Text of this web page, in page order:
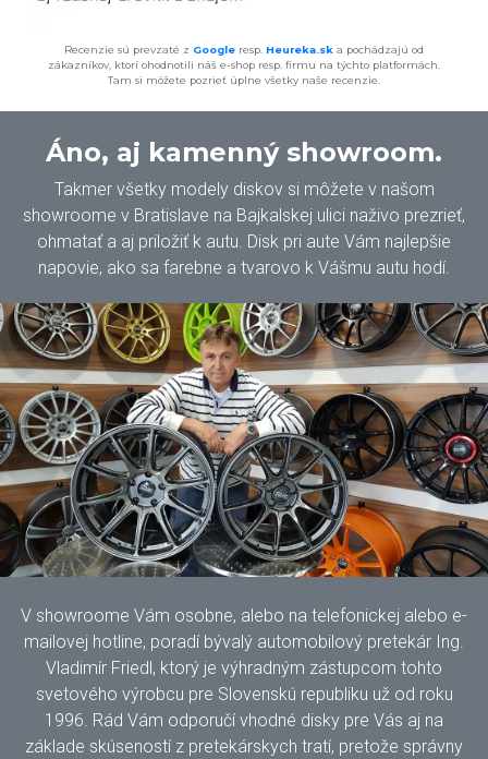
Recenzie sú prevzaté z Google resp. Heureka.sk a pochádzajú od
zákazníkov, ktorí ohodnotili náš e-shop resp. firmu na týchto platformách.
Tam si môžete pozrieť úplne všetky naše recenzie.
Áno, aj kamenný showroom.
Takmer všetky modely diskov si môžete v našom
showroome v Bratislave na Bajkalskej ulici naživo prezrieť,
ohmatať a aj priložiť k autu. Disk pri aute Vám najlepšie
napovie, ako sa farebne a tvarovo k Vášmu autu hodí.
V showroome Vám osobne, alebo na telefonickej alebo e-
mailovej hotline, poradí bývalý automobilový pretekár Ing.
Vladimír Friedl, ktorý je výhradným zástupcom tohto
svetového výrobcu pre Slovenskú republiku už od roku
1996. Rád Vám odporučí vhodné disky pre Vás aj na
základe skúseností z pretekárskych tratí, pretože správny